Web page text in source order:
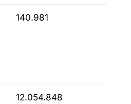
140.981
12.054.848